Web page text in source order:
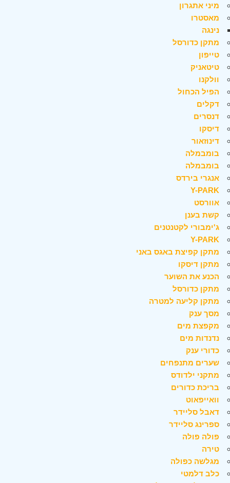
מיני אתגרון
מאסטרו
נינגה
מתקן כדורסל
טייפון
טיטאניק
וולקנו
הפיל הכחול
דקלים
דנסרים
דיסקו
דינוזאור
בומבמלה
בומבמלה
אנגרי בירדס
Y-PARK
אוורסט
קשת בענן
ג'ימבורי לקטנטנים
Y-PARK
מתקן קפיצת באגס באני
מתקן דיסקו
הכנע את השוער
מתקן כדורסל
מתקן קליעה למטרה
מסך ענק
מקפצת מים
נדנדות מים
כדורי ענק
שערים מתנפחים
מתקני ילדודס
בריכת כדורים
וואייפאוט
דאבל סליידר
ספרינג סליידר
פולה פולה
טירה
מגלשה כפולה
כלב דלמטי